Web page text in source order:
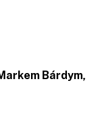
Bárdym,